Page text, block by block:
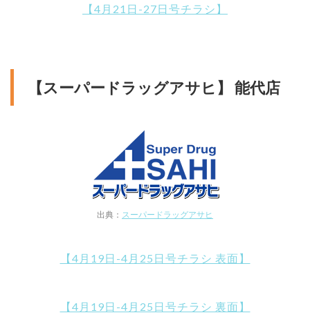
【4月21日-27日号チラシ】
【スーパードラッグアサヒ】 能代店
出典： スーパードラッグアサヒ
【4月19日-4月25日号チラシ 表面】
【4月19日-4月25日号チラシ 裏面】